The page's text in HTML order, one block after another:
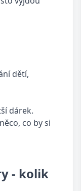
dětí,
dárek.
co by si
- kolik